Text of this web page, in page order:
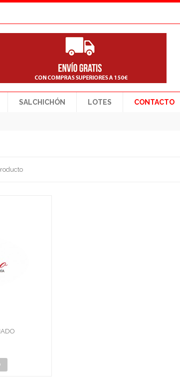
SALCHICHÓN LOTES CONTACTO